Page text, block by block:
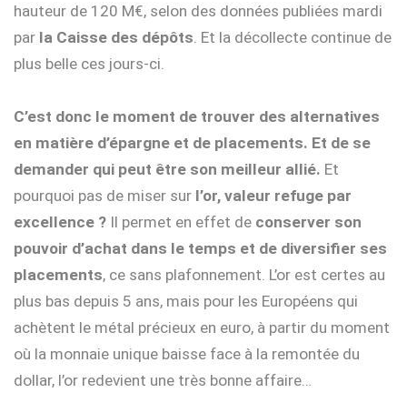
hauteur de 120 M€, selon des données publiées mardi
par la Caisse des dépôts. Et la décollecte continue de
plus belle ces jours-ci.
C’est donc le moment de trouver des alternatives
en matière d’épargne et de placements. Et de se
demander qui peut être son meilleur allié. Et
pourquoi pas de miser sur l’or, valeur refuge par
excellence ? Il permet en effet de conserver son
pouvoir d’achat dans le temps et de diversifier ses
placements, ce sans plafonnement. L’or est certes au
plus bas depuis 5 ans, mais pour les Européens qui
achètent le métal précieux en euro, à partir du moment
où la monnaie unique baisse face à la remontée du
dollar, l’or redevient une très bonne affaire…